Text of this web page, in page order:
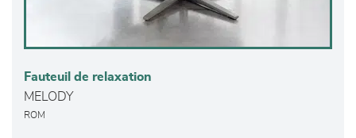
Fauteuil de relaxation
MELODY
ROM